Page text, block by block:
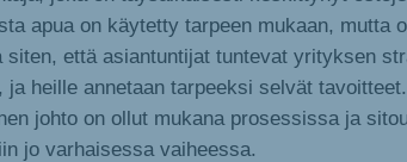
apua on käytetty tarpeen mukaan, mutta
siten, että asiantuntijat tuntevat yrityksen
ja heille annetaan tarpeeksi selvät
johto on ollut mukana prosessissa ja
jo varhaisessa vaiheessa.